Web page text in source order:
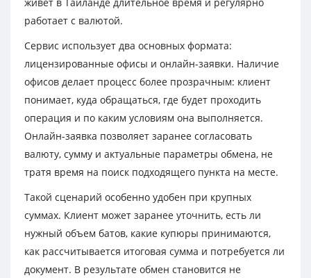
работает с валютой.
Сервис использует два основных формата:
лицензированные офисы и онлайн-заявки. Наличие
офисов делает процесс более прозрачным: клиент
понимает, куда обращаться, где будет проходить
операция и по каким условиям она выполняется.
Онлайн-заявка позволяет заранее согласовать
валюту, сумму и актуальные параметры обмена, не
тратя время на поиск подходящего пункта на месте.
Такой сценарий особенно удобен при крупных
суммах. Клиент может заранее уточнить, есть ли
нужный объем батов, какие купюры принимаются,
как рассчитывается итоговая сумма и потребуется ли
документ. В результате обмен становится не